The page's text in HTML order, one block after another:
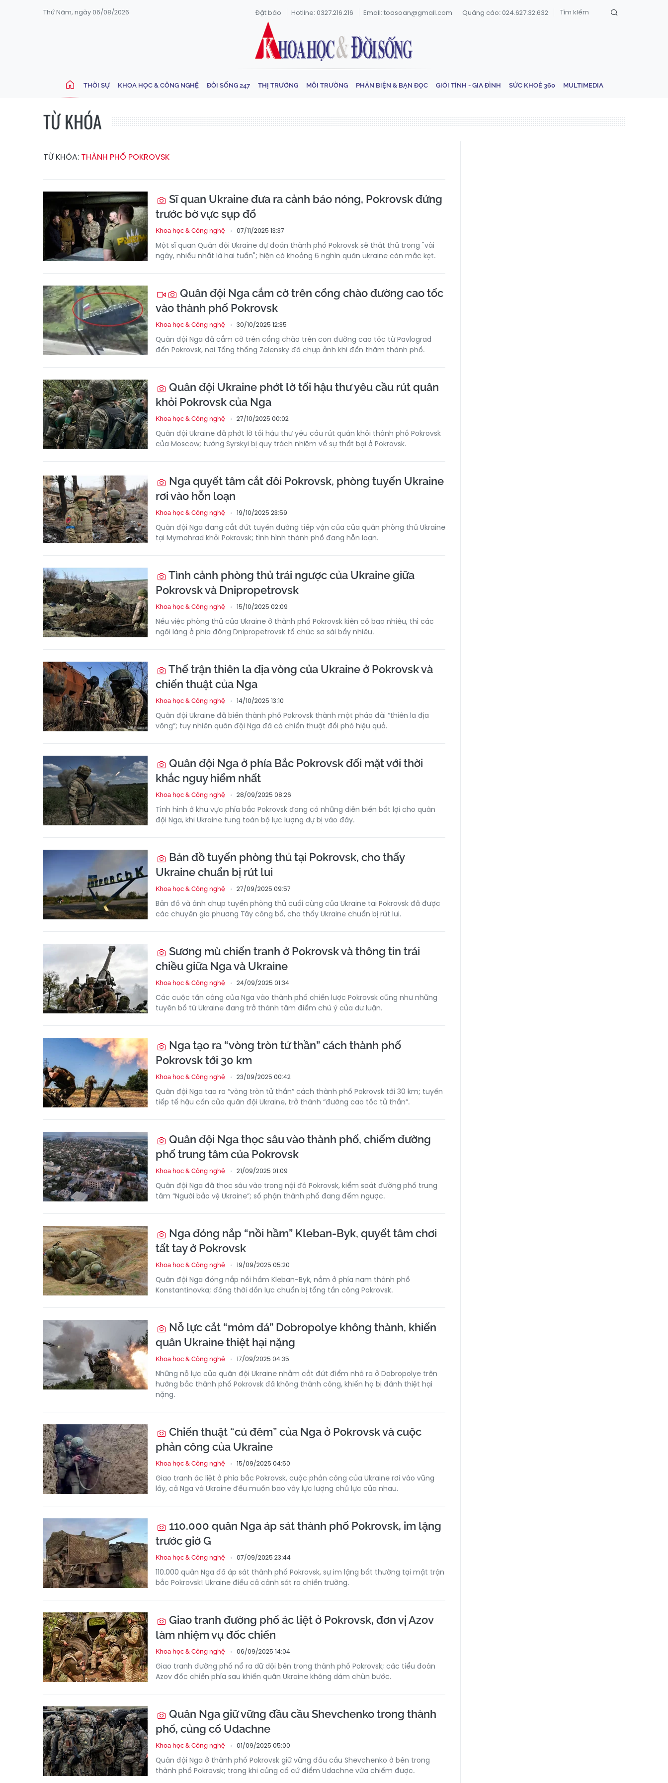
Thứ Năm, ngày 06/08/2026 Đặt báo Hotline: 0327.216.216 Email: toasoan@gmail.com Quảng cáo: 024.627.32.632
THỜI SỰ KHOA HỌC & CÔNG NGHỆ ĐỜI SỐNG 247 THỊ TRƯỜNG MÔI TRƯỜNG PHẢN BIỆN & BẠN ĐỌC GIỚI TÍNH - GIA ĐÌNH SỨC KHOẺ 360 MULTIMEDIA
TỪ KHÓA
TỪ KHÓA: THÀNH PHỐ POKROVSK
Sĩ quan Ukraine đưa ra cảnh báo nóng, Pokrovsk đứng
trước bờ vực sụp đổ
Khoa học & Công nghệ 07/11/2025 13:37
Một sĩ quan Quân đội Ukraine dự đoán thành phố Pokrovsk sẽ thất thủ trong "vài
ngày, nhiều nhất là hai tuần"; hiện có khoảng 6 nghìn quân ukraine còn mắc kẹt.
Quân đội Nga cắm cờ trên cổng chào đường cao tốc
vào thành phố Pokrovsk
Khoa học & Công nghệ 30/10/2025 12:35
Quân đội Nga đã cắm cờ trên cổng chào trên con đường cao tốc từ Pavlograd
đến Pokrovsk, nơi Tổng thống Zelensky đã chụp ảnh khi đến thăm thành phố.
Quân đội Ukraine phớt lờ tối hậu thư yêu cầu rút quân
khỏi Pokrovsk của Nga
Khoa học & Công nghệ 27/10/2025 00:02
Quân đội Ukraine đã phớt lờ tối hậu thư yêu cầu rút quân khỏi thành phố Pokrovsk
của Moscow; tướng Syrskyi bị quy trách nhiệm về sự thất bại ở Pokrovsk.
Nga quyết tâm cắt đôi Pokrovsk, phòng tuyến Ukraine
rơi vào hỗn loạn
Khoa học & Công nghệ 19/10/2025 23:59
Quân đội Nga đang cắt đứt tuyến đường tiếp vận của của quân phòng thủ Ukraine
tại Myrnohrad khỏi Pokrovsk; tình hình thành phố đang hỗn loạn.
Tình cảnh phòng thủ trái ngược của Ukraine giữa
Pokrovsk và Dnipropetrovsk
Khoa học & Công nghệ 15/10/2025 02:09
Nếu việc phòng thủ của Ukraine ở thành phố Pokrovsk kiên cố bao nhiêu, thì các
ngôi làng ở phía đông Dnipropetrovsk tổ chức sơ sài bấy nhiêu.
Thế trận thiên la địa vòng của Ukraine ở Pokrovsk và
chiến thuật của Nga
Khoa học & Công nghệ 14/10/2025 13:10
Quân đội Ukraine đã biến thành phố Pokrovsk thành một pháo đài “thiên la địa
võng”; tuy nhiên quân đội Nga đã có chiến thuật đối phó hiệu quả.
Quân đội Nga ở phía Bắc Pokrovsk đối mặt với thời
khắc nguy hiểm nhất
Khoa học & Công nghệ 28/09/2025 08:26
Tình hình ở khu vực phía bắc Pokrovsk đang có những diễn biến bất lợi cho quân
đội Nga, khi Ukraine tung toàn bộ lực lượng dự bị vào đây.
Bản đồ tuyến phòng thủ tại Pokrovsk, cho thấy
Ukraine chuẩn bị rút lui
Khoa học & Công nghệ 27/09/2025 09:57
Bản đồ và ảnh chụp tuyến phòng thủ cuối cùng của Ukraine tại Pokrovsk đã được
các chuyên gia phương Tây công bố, cho thấy Ukraine chuẩn bị rút lui.
Sương mù chiến tranh ở Pokrovsk và thông tin trái
chiều giữa Nga và Ukraine
Khoa học & Công nghệ 24/09/2025 01:34
Các cuộc tấn công của Nga vào thành phố chiến lược Pokrovsk cũng như những
tuyên bố từ Ukraine đang trở thành tâm điểm chú ý của dư luận.
Nga tạo ra “vòng tròn tử thần” cách thành phố
Pokrovsk tới 30 km
Khoa học & Công nghệ 23/09/2025 00:42
Quân đội Nga tạo ra “vòng tròn tử thần” cách thành phố Pokrovsk tới 30 km; tuyến
tiếp tế hậu cần của quân đội Ukraine, trở thành “đường cao tốc tử thần”.
Quân đội Nga thọc sâu vào thành phố, chiếm đường
phố trung tâm của Pokrovsk
Khoa học & Công nghệ 21/09/2025 01:09
Quân đội Nga đã thọc sâu vào trong nội đô Pokrovsk, kiểm soát đường phố trung
tâm “Người bảo vệ Ukraine”; số phận thành phố đang đếm ngược.
Nga đóng nắp “nồi hầm” Kleban-Byk, quyết tâm chơi
tất tay ở Pokrovsk
Khoa học & Công nghệ 19/09/2025 05:20
Quân đội Nga đóng nắp nồi hầm Kleban-Byk, nằm ở phía nam thành phố
Konstantinovka; đồng thời dồn lực chuẩn bị tổng tấn công Pokrovsk.
Nỗ lực cắt “mỏm đá” Dobropolye không thành, khiến
quân Ukraine thiệt hại nặng
Khoa học & Công nghệ 17/09/2025 04:35
Những nỗ lực của quân đội Ukraine nhằm cắt đứt điểm nhô ra ở Dobropolye trên
hướng bắc thành phố Pokrovsk đã không thành công, khiến họ bị đánh thiệt hại
nặng.
Chiến thuật “cú đêm” của Nga ở Pokrovsk và cuộc
phản công của Ukraine
Khoa học & Công nghệ 15/09/2025 04:50
Giao tranh ác liệt ở phía bắc Pokrovsk, cuộc phản công của Ukraine rơi vào vũng
lầy, cả Nga và Ukraine đều muốn bao vây lực lượng chủ lực của nhau.
110.000 quân Nga áp sát thành phố Pokrovsk, im lặng
trước giờ G
Khoa học & Công nghệ 07/09/2025 23:44
110.000 quân Nga đã áp sát thành phố Pokrovsk, sự im lặng bất thường tại mặt trận
bắc Pokrovsk! Ukraine điều cả cảnh sát ra chiến trường.
Giao tranh đường phố ác liệt ở Pokrovsk, đơn vị Azov
làm nhiệm vụ đốc chiến
Khoa học & Công nghệ 06/09/2025 14:04
Giao tranh đường phố nổ ra dữ dội bên trong thành phố Pokrovsk; các tiểu đoàn
Azov đốc chiến phía sau khiến quân Ukraine không dám chùn bước.
Quân Nga giữ vững đầu cầu Shevchenko trong thành
phố, củng cố Udachne
Khoa học & Công nghệ 01/09/2025 05:00
Quân đội Nga ở thành phố Pokrovsk giữ vững đầu cầu Shevchenko ở bên trong
thành phố Pokrovsk; trong khi củng cố cứ điểm Udachne vừa chiếm được.